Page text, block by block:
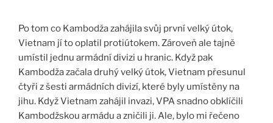
Po tom co Kambodža zahájila svůj první velký útok,
Vietnam jí to oplatil protiútokem. Zároveň ale tajně
umístil jednu armádní divizi u hranic. Když pak
Kambodža začala druhý velký útok, Vietnam přesunul
čtyři z šesti armádních divizí, které byly umístěny na
jihu. Když Vietnam zahájil invazi, VPA snadno obklíčili
Kambodžskou armádu a zničili ji. Ale, bylo mi řečeno